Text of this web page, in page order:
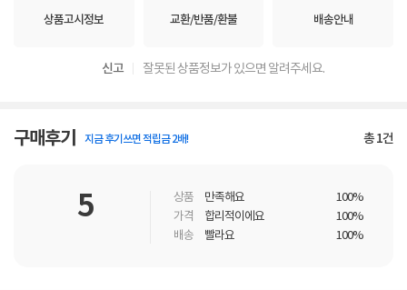
상품고시정보 교환/반품/환불 배송안내
신고 잘못된 상품정보가 있으면 알려주세요.
구매후기 지금 후기쓰면 적립금 2배! 총1건
5 상품 만족해요
100%
가격
합리적이에요
100%
배송
빨라요 100%